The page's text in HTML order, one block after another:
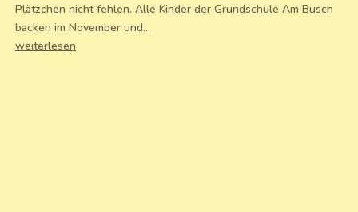
Plätzchen nicht fehlen. Alle Kinder der Grundschule Am Busch
backen im November und...
weiterlesen